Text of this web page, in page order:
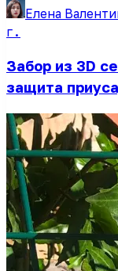
Елена
г.
Забор из 3D
защита